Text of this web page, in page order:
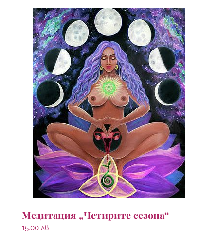
Медитация „Четирите сезона“
15.00 лв.